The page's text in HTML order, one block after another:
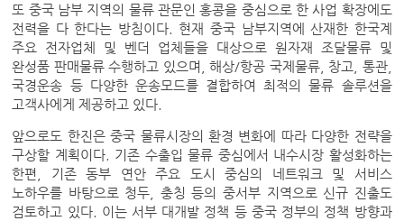
또 중국 남부 지역의 물류 관문인 홍콩을 중심으로 한 사업 확장에도
전력을 다 한다는 방침이다. 현재 중국 남부지역에 산재한 한국계
주요 전자업체 및 벤더 업체들을 대상으로 원자재 조달물류 및
완성품 판매물류 수행하고 있으며, 해상/항공 국제물류, 창고, 통관,
국경운송 등 다양한 운송모드를 결합하여 최적의 물류 솔루션을
고객사에게 제공하고 있다.
앞으로도 한진은 중국 물류시장의 환경 변화에 따라 다양한 전략을
구상할 계획이다. 기존 수출입 물류 중심에서 내수시장 활성화하는
한편, 기존 동부 연안 주요 도시 중심의 네트워크 및 서비스
노하우를 바탕으로 청두, 충칭 등의 중서부 지역으로 신규 진출도
검토하고 있다. 이는 서부 대개발 정책 등 중국 정부의 정책 방향과